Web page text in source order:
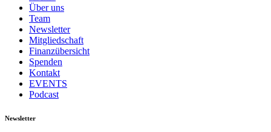
Über uns
Team
Newsletter
Mitgliedschaft
Finanzübersicht
Spenden
Kontakt
EVENTS
Podcast
Newsletter